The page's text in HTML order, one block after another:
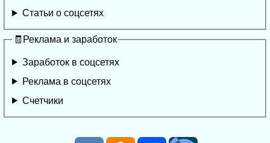
Статьи о соцсетях
🧾Реклама и заработок
Заработок в соцсетях
Реклама в соцсетях
Счетчики